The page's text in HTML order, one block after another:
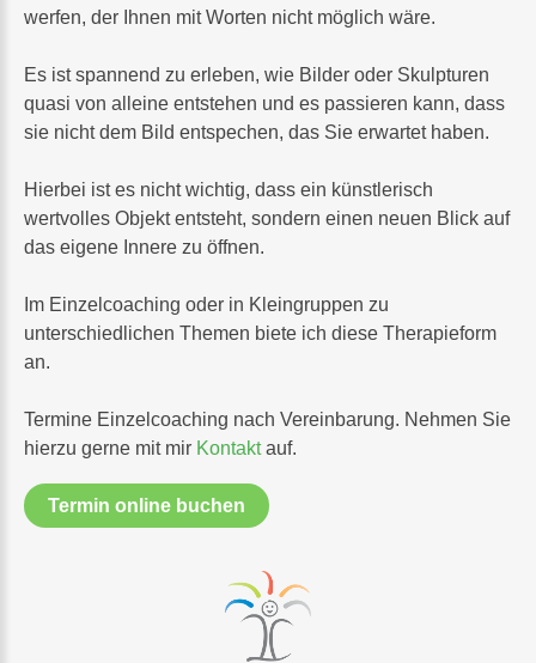
werfen, der Ihnen mit Worten nicht möglich wäre.
Es ist spannend zu erleben, wie Bilder oder Skulpturen
quasi von alleine entstehen und es passieren kann, dass
sie nicht dem Bild entspechen, das Sie erwartet haben.
Hierbei ist es nicht wichtig, dass ein künstlerisch
wertvolles Objekt entsteht, sondern einen neuen Blick auf
das eigene Innere zu öffnen.
Im Einzelcoaching oder in Kleingruppen zu
unterschiedlichen Themen biete ich diese Therapieform
an.
Termine Einzelcoaching nach Vereinbarung. Nehmen Sie
hierzu gerne mit mir Kontaktauf.
Termin online buchen